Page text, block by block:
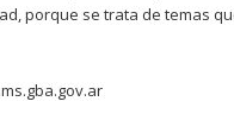
porque se trata de temas